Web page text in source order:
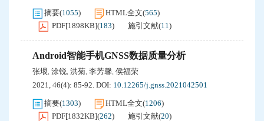
摘要(1055) HTML全文(565)
PDF[1898KB](183) 施引文献(11)
Android智能手机GNSS数据质量分析
张垠, 涂锐, 洪菊, 李芳馨, 侯福荣
2021, 46(4): 85-92. DOI: 10.12265/j.gnss.2021042501
摘要(1303) HTML全文(1206)
PDF[1832KB](262) 施引文献(20)